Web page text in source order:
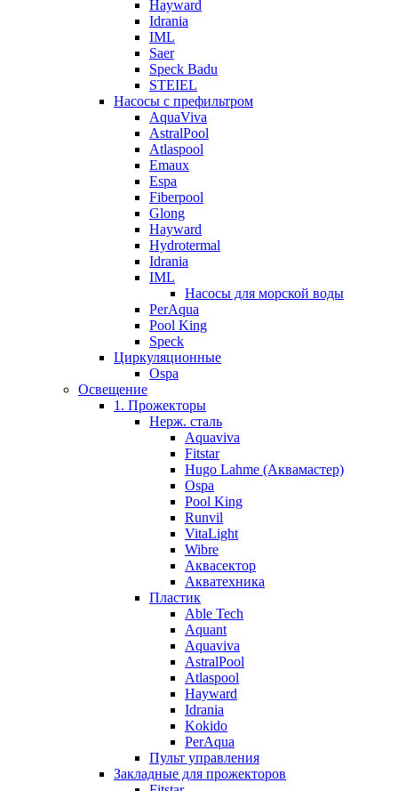
Hayward
Idrania
IML
Saer
Speck Badu
STEIEL
Насосы с префильтром
AquaViva
AstralPool
Atlaspool
Emaux
Espa
Fiberpool
Glong
Hayward
Hydrotermal
Idrania
IML
Насосы для морской воды
PerAqua
Pool King
Speck
Циркуляционные
Ospa
Освещение
1. Прожекторы
Нерж. сталь
Aquaviva
Fitstar
Hugo Lahme (Аквамастер)
Ospa
Pool King
Runvil
VitaLight
Wibre
Аквасектор
Акватехника
Пластик
Able Tech
Aquant
Aquaviva
AstralPool
Atlaspool
Hayward
Idrania
Kokido
PerAqua
Пульт управления
Закладные для прожекторов